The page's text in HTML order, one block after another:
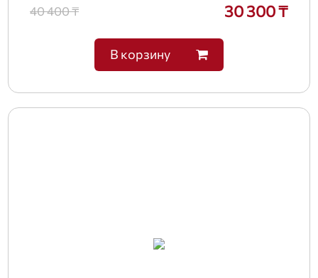
40 400 ₸ 30 300 ₸
В корзину